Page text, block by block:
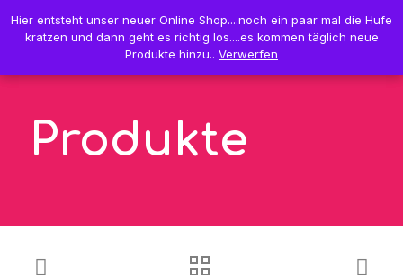
0 0,00 €
Produkte
Hier entsteht unser neuer Online Shop....noch ein paar mal die Hufe
kratzen und dann geht es richtig los....es kommen täglich neue
Produkte hinzu.. Verwerfen
Hier entsteht unser neuer Online Shop....noch ein paar mal die Hufe
kratzen und dann geht es richtig los....es kommen täglich neue
Produkte hinzu.. Verwerfen